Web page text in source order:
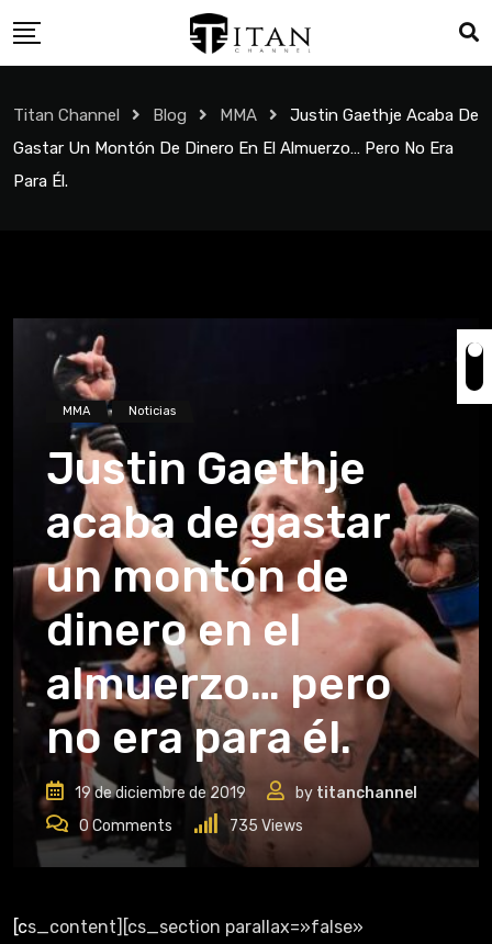
Titan Channel Blog MMA
Justin Gaethje Acaba De
Gastar Un Montón De Dinero En El Almuerzo… Pero No Era
Para Él.
MMA Noticias
Justin Gaethje
acaba de gastar
un montón de
dinero en el
almuerzo… pero
no era para él.
19 de diciembre de 2019 by titanchannel
0 Comments 735 Views
[cs_content][cs_section parallax=»false»